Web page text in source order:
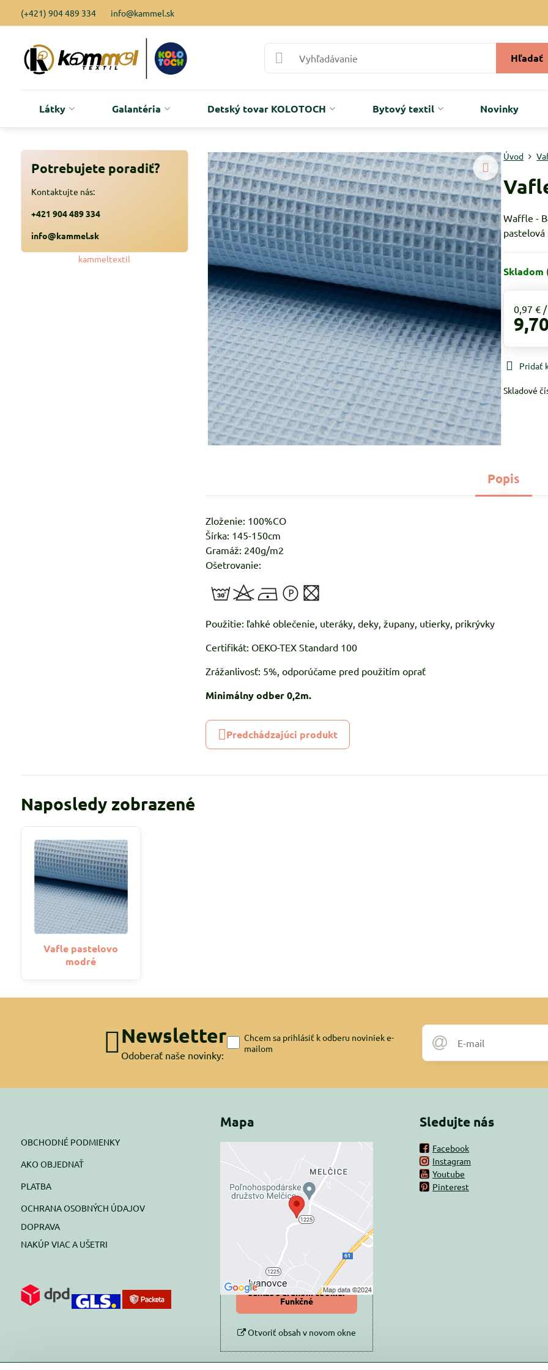
(+421) 904 489 334 info@kammel.sk
Hľadať
Látky Galantéria Detský tovar KOLOTOCH Bytový textil Novinky
Úvod
Waffle -
Skladom
0,97 €
Pridať
Skladové
Popis
Zloženie: 100%CO
Šírka: 145-150cm
Gramáž: 240g/m2
Ošetrovanie:
Použitie: ľahké oblečenie, uteráky, deky, župany, utierky, prikrývky
Certifikát: OEKO-TEX Standard 100
Zrážanlivosť: 5%, odporúčame pred použitím oprať
Minimálny odber 0,2m.
Predchádzajúci produkt
Potrebujete poradiť?
Kontaktujte nás:
+421 904 489 334
info@kammel.sk
kammeltextil
Naposledy zobrazené
Vafle pastelovo
modré
Newsletter
Odoberať naše novinky:
Chcem sa prihlásiť k odberu noviniek e-
mailom
OBCHODNÉ PODMIENKY
AKO OBJEDNAŤ
PLATBA
OCHRANA OSOBNÝCH ÚDAJOV
DOPRAVA
NAKÚP VIAC A UŠETRI
Mapa
Externý obsah je
blokovaný Voľbami
súkromia
Prajete si načítať externý obsah?
Povoliť tentokrát
Povoliť a zapamätať -
súhlas s druhom cookie:
Funkčné
Otvoriť obsah v novom okne
Sledujte nás
Facebook
Instagram
Youtube
Pinterest